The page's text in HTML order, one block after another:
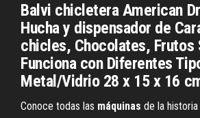
Balvi chicletera American
Hucha y dispensador de
chicles, Chocolates, Frutos
Funciona con Diferentes
Metal/Vidrio 28 x 15 x 16
Conoce todas las máquinas de la